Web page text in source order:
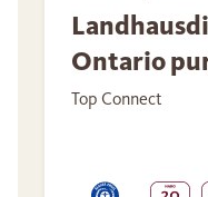
Ontario
Top Connect